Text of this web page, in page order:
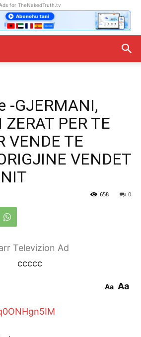
for TheNakedTruth.tv
-GJERMANI,
PER TE
VENDE TE
VENDET
0
658
Televizion Ad
ccccc
Aa Aa